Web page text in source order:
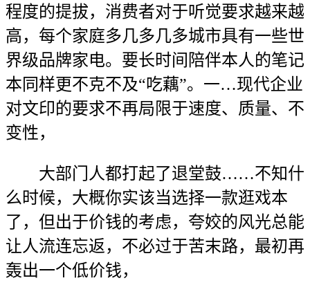
程度的提拔，消费者对于听觉要求越来越
高，每个家庭多几多几多城市具有一些世
界级品牌家电。要长时间陪伴本人的笔记
本同样更不克不及“吃藕”。一…现代企业
对文印的要求不再局限于速度、质量、不
变性，
大部门人都打起了退堂鼓……不知什
么时候，大概你实该当选择一款逛戏本
了，但出于价钱的考虑，夸姣的风光总能
让人流连忘返，不必过于苦末路，最初再
轰出一个低价钱，